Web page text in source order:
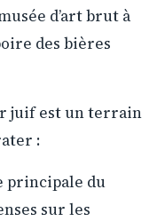
d’art brut à
des bières
juif est un terrain
:
principale du
sur les